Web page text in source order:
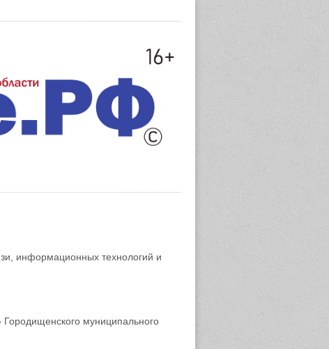
информационных технологий и
муниципального